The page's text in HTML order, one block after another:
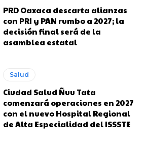
PRD Oaxaca descarta alianzas
con PRI y PAN rumbo a 2027; la
decisión final será de la
asamblea estatal
Salud
Ciudad Salud Ñuu Tata
comenzará operaciones en 2027
con el nuevo Hospital Regional
de Alta Especialidad del ISSSTE